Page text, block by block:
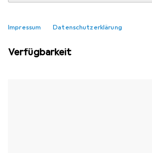
Impressum Datenschutzerklärung
Verfügbarkeit